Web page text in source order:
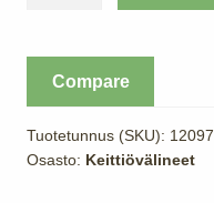
määrä
Compare
Tuotetunnus (SKU): 12097
Osasto: Keittiövälineet